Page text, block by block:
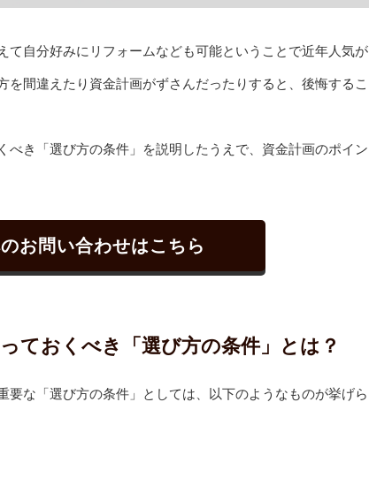
て自分好みにリフォームなども可能ということで近年人気が
を間違えたり資金計画がずさんだったりすると、後悔するこ
べき「選び方の条件」を説明したうえで、資金計画のポイン
お問い合わせはこちら
ておくべき「選び方の条件」とは？
要な「選び方の条件」としては、以下のようなものが挙げら